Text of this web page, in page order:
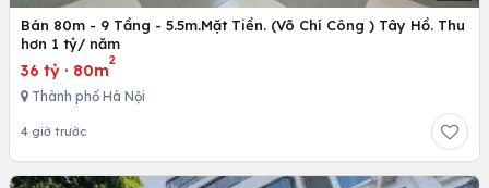
Bán 80m - 9 Tầng - 5.5m.Mặt Tiền. (Võ Chí Công ) Tây Hồ. Thu
hơn 1 tỷ/ năm
36 tỷ · 80m
2
Thành phố Hà Nội
4 giờ trước